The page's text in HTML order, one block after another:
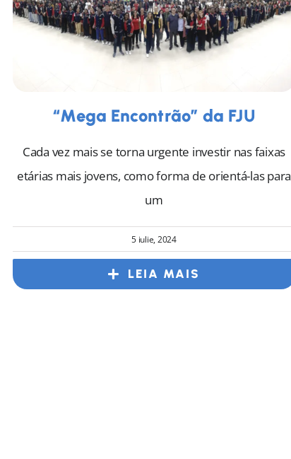
“Mega Encontrão” da FJU
Cada vez mais se torna urgente investir nas faixas
etárias mais jovens, como forma de orientá-las para
um
5 iulie, 2024
LEIA MAIS